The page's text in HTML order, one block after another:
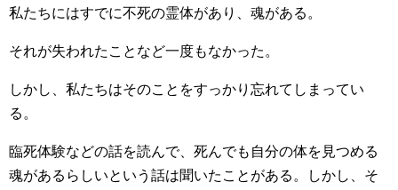
私たちにはすでに不死の霊体があり、魂がある。
それが失われたことなど一度もなかった。
しかし、私たちはそのことをすっかり忘れてしまってい
る。
臨死体験などの話を読んで、死んでも自分の体を見つめる
魂があるらしいという話は聞いたことがある。しかし、そ